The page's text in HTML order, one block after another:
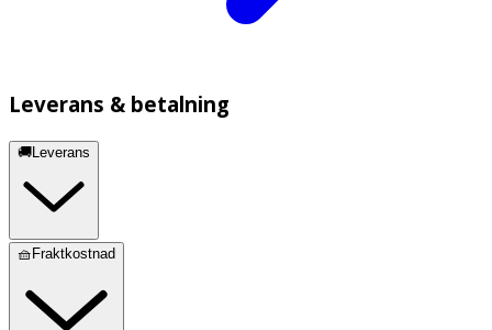
Leverans & betalning
🚚Leverans
🧺Fraktkostnad